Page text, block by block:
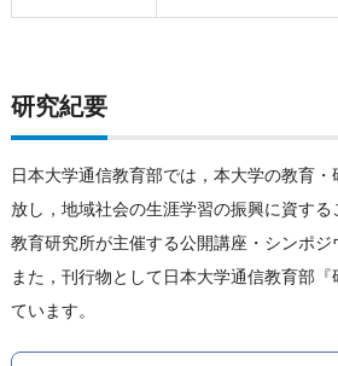
研究紀要
日本大学通信教育部では，本大学の教育
放し，地域社会の生涯学習の振興に資す
教育研究所が主催する公開講座・シンポジ
また，刊行物として日本大学通信教育部
ています。